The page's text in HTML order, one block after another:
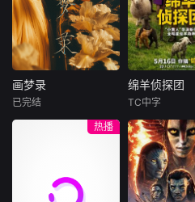
进、大胆创
守正与出新
续老味道的
力。每一道
仅是地域饮食
号，更承载
节目以食化
味传情，用
艺人的坚守
释精益求精
精神，用人
的古代墓葬，跟随
考古队的脚步，穿
越千年时光，探寻
尘封的文明印记。
从暗藏玄机的陵寝
构造，到价值连城
的出土文物，从扑
朔迷离的墓主身
份，到鲜为人知的
茧，在发掘与考证
中，揭开古墓背后
画梦录
许雁真，意外与身
画梦录
已完结
绵羊侦探
尼可拉斯·博朗
尼古拉斯·加利齐纳
牧羊人
（休·杰克曼
绵羊侦探团
TC中字
热播